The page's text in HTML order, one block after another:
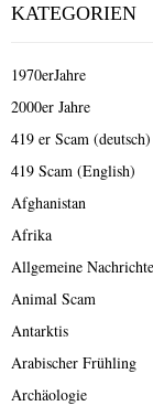
KATEGORIEN
1970erJahre
2000er Jahre
419 er Scam (deutsch)
419 Scam (English)
Afghanistan
Afrika
Allgemeine
Animal Scam
Antarktis
Arabischer Frühling
Archäologie